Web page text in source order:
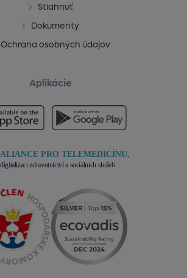
Stiahnuť
Dokumenty
Ochrana osobných údajov
Aplikácie